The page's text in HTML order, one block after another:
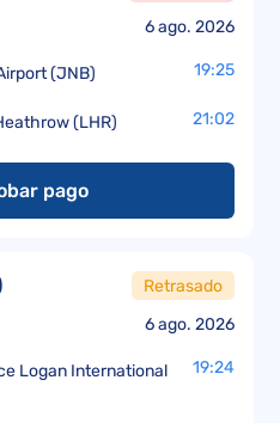
6 ago. 2026
(JNB) 19:25
(LHR) 21:02
pago
6 ago. 2026
Retrasado
Logan International
19:24